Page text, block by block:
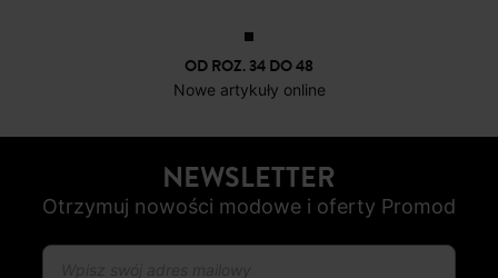
OD ROZ. 34 DO 48
Nowe artykuły online
NEWSLETTER
Otrzymuj nowości modowe i oferty Promod